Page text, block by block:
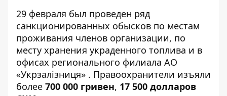
29 февраля был проведен ряд
санкционированных обысков по местам
проживания членов организации, по
месту хранения украденного топлива и в
офисах регионального филиала АО
«Укрзалізниця» . Правоохранители изъяли
более 700 000 гривен, 17 500 долларов